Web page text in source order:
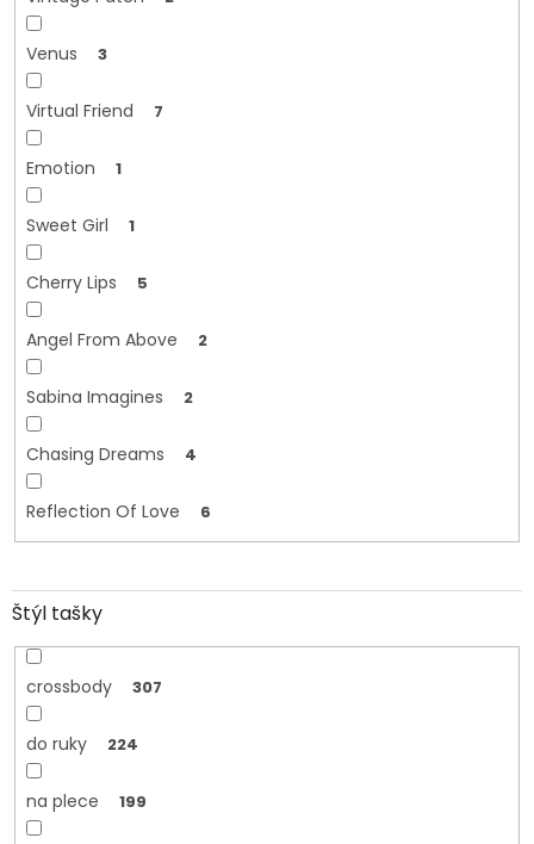
Venus 3
Virtual Friend 7
Emotion 1
Sweet Girl 1
Cherry Lips 5
Angel From Above 2
Sabina Imagines 2
Chasing Dreams 4
Reflection Of Love 6
Štýl tašky
crossbody 307
do ruky 224
na plece 199